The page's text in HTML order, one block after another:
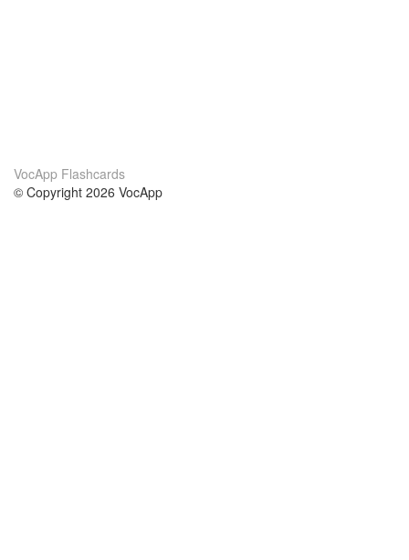
VocApp Flashcards
© Copyright 2026 VocApp